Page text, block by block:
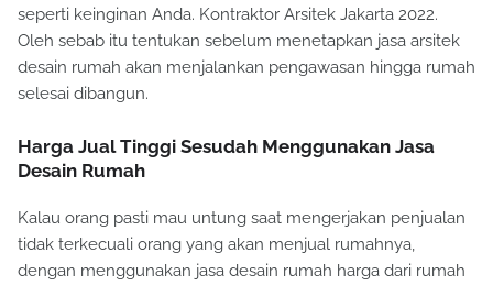
seperti keinginan Anda. Kontraktor Arsitek Jakarta 2022.
Oleh sebab itu tentukan sebelum menetapkan jasa arsitek
desain rumah akan menjalankan pengawasan hingga rumah
selesai dibangun.
Harga Jual Tinggi Sesudah Menggunakan Jasa
Desain Rumah
Kalau orang pasti mau untung saat mengerjakan penjualan
tidak terkecuali orang yang akan menjual rumahnya,
dengan menggunakan jasa desain rumah harga dari rumah